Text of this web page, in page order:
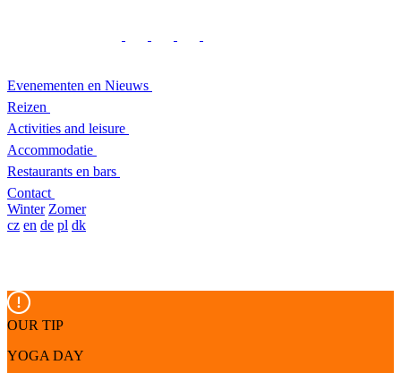
Evenementen en Nieuws
Reizen
Activities and leisure
Accommodatie
Restaurants en bars
Contact
Winter Zomer
cz en de pl dk
OUR TIP
YOGA DAY